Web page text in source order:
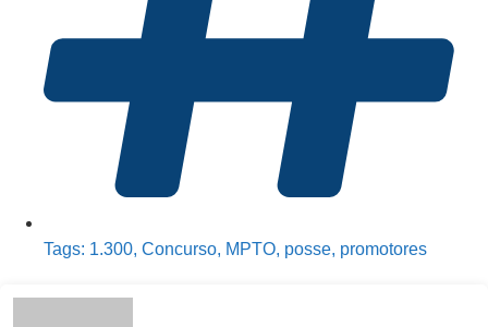
Tags: 1.300, Concurso, MPTO, posse, promotores